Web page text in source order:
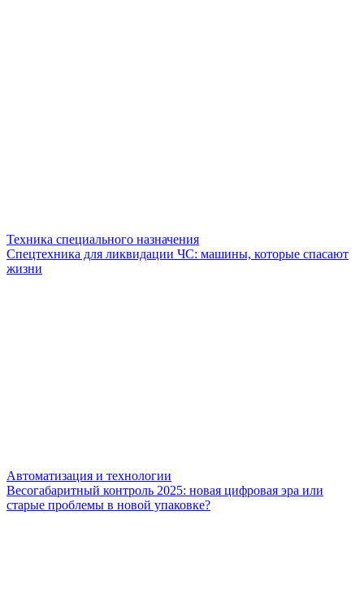
Техника специального назначения
Спецтехника для ликвидации ЧС: машины, которые спасают
жизни
Автоматизация и технологии
Весогабаритный контроль 2025: новая цифровая эра или
старые проблемы в новой упаковке?